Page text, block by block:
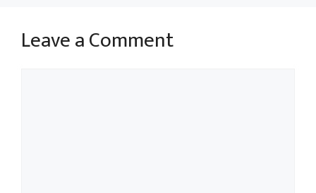
Leave a Comment